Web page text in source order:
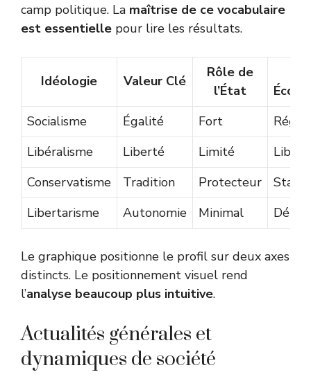
camp politique. La maîtrise de ce vocabulaire
est essentielle pour lire les résultats.
Idéologie Valeur Clé
Rôle de
l’État
Socialisme
Égalité Fort
Libéralisme
Liberté Limité
Libre
Conservatisme
Tradition Protecteur
Stable
Libertarisme
Autonomie Minimal
Le graphique positionne le profil sur deux axes
distincts. Le positionnement visuel rend
l’analyse beaucoup plus intuitive.
Actualités générales et
dynamiques de société